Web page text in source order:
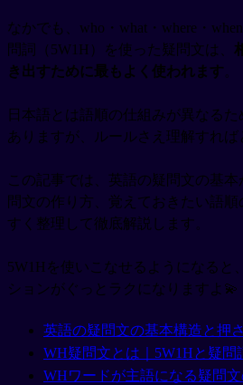
なかでも、who・what・where・
問詞（5W1H）を使った疑問文は、
き出すために最もよく使われます。
日本語とは語順の仕組みが異なる
ありますが、ルールさえ理解すれば
この記事では、英語の疑問文の基
問文の作り方、覚えておきたい語
すく整理して徹底解説します。
5W1Hを使いこなせるようになると
ションがぐっとラクになりますよ💫
英語の疑問文の基本構造と押
WH疑問文とは｜5W1Hと疑問
WHワードが主語になる疑問